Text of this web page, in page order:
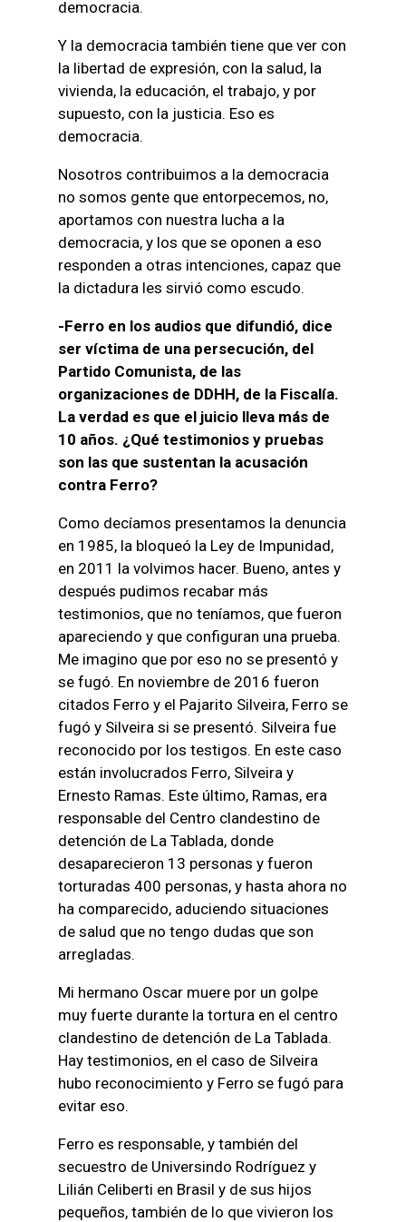
democracia.
Y la democracia también tiene que ver con
la libertad de expresión, con la salud, la
vivienda, la educación, el trabajo, y por
supuesto, con la justicia. Eso es
democracia.
Nosotros contribuimos a la democracia
no somos gente que entorpecemos, no,
aportamos con nuestra lucha a la
democracia, y los que se oponen a eso
responden a otras intenciones, capaz que
la dictadura les sirvió como escudo.
-Ferro en los audios que difundió, dice
ser víctima de una persecución, del
Partido Comunista, de las
organizaciones de DDHH, de la Fiscalía.
La verdad es que el juicio lleva más de
10 años. ¿Qué testimonios y pruebas
son las que sustentan la acusación
contra Ferro?
Como decíamos presentamos la denuncia
en 1985, la bloqueó la Ley de Impunidad,
en 2011 la volvimos hacer. Bueno, antes y
después pudimos recabar más
testimonios, que no teníamos, que fueron
apareciendo y que configuran una prueba.
Me imagino que por eso no se presentó y
se fugó. En noviembre de 2016 fueron
citados Ferro y el Pajarito Silveira, Ferro se
fugó y Silveira si se presentó. Silveira fue
reconocido por los testigos. En este caso
están involucrados Ferro, Silveira y
Ernesto Ramas. Este último, Ramas, era
responsable del Centro clandestino de
detención de La Tablada, donde
desaparecieron 13 personas y fueron
torturadas 400 personas, y hasta ahora no
ha comparecido, aduciendo situaciones
de salud que no tengo dudas que son
arregladas.
Mi hermano Oscar muere por un golpe
muy fuerte durante la tortura en el centro
clandestino de detención de La Tablada.
Hay testimonios, en el caso de Silveira
hubo reconocimiento y Ferro se fugó para
evitar eso.
Ferro es responsable, y también del
secuestro de Universindo Rodríguez y
Lilián Celiberti en Brasil y de sus hijos
pequeños, también de lo que vivieron los